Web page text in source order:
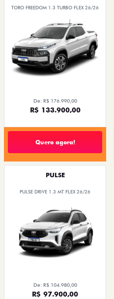
TORO FREEDOM 1.3 TURBO FLEX 26/26
De: R$ 176.990,00
R$ 133.900,00
Quero agora!
PULSE
PULSE DRIVE 1.3 MT FLEX 26/26
De: R$ 104.980,00
R$ 97.900,00